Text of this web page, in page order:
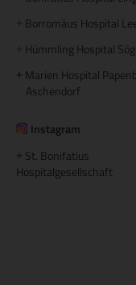
+ Borromäus Hospital
+ Hümmling Hospital
+ Marien Hospital
Aschendorf
Instagram
St. Bonifatius
Hospitalgesellschaft